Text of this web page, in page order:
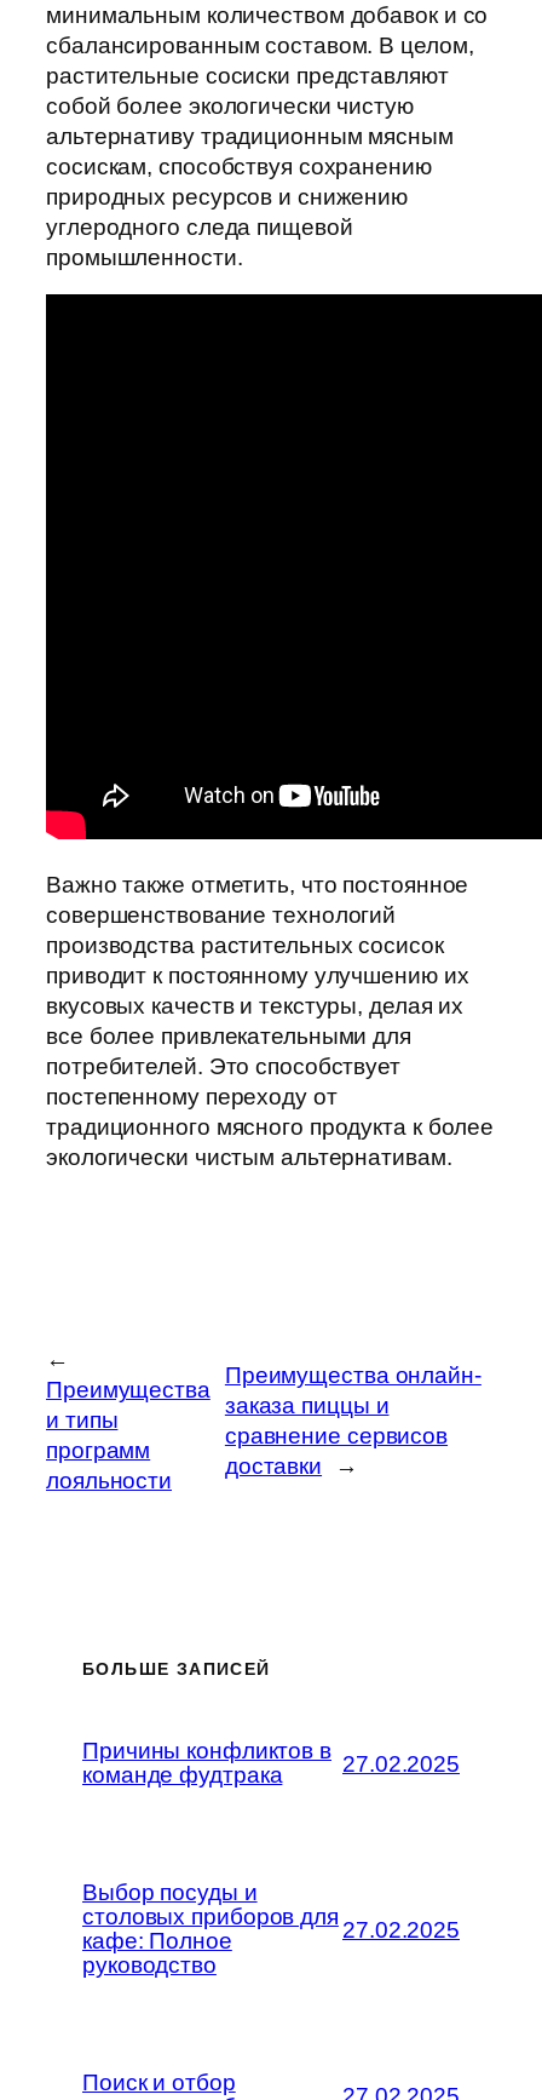
минимальным количеством добавок и со
сбалансированным составом. В целом,
растительные сосиски представляют
собой более экологически чистую
альтернативу традиционным мясным
сосискам, способствуя сохранению
природных ресурсов и снижению
углеродного следа пищевой
промышленности.
Важно также отметить, что постоянное
совершенствование технологий
производства растительных сосисок
приводит к постоянному улучшению их
вкусовых качеств и текстуры, делая их
все более привлекательными для
потребителей. Это способствует
постепенному переходу от
традиционного мясного продукта к более
экологически чистым альтернативам.
←
Преимущества
и типы
программ
лояльности
Преимущества онлайн-
заказа пиццы и
сравнение сервисов
доставки
→
БОЛЬШЕ ЗАПИСЕЙ
Причины конфликтов в
команде фудтрака
27.02.2025
Выбор посуды и
столовых приборов для
кафе: Полное
руководство
27.02.2025
Поиск и отбор